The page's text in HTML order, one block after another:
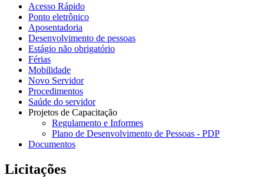
Acesso Rápido
Ponto eletrônico
Aposentadoria
Desenvolvimento de pessoas
Estágio não obrigatório
Férias
Mobilidade
Novo Servidor
Procedimentos
Saúde do servidor
Projetos de Capacitação
Regulamento e Informes
Plano de Desenvolvimento de Pessoas - PDP
Documentos
Licitações